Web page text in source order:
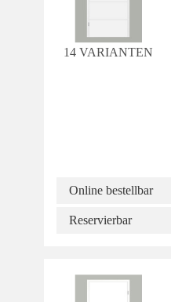
14 VARIANTEN
Online bestellbar
Reservierbar